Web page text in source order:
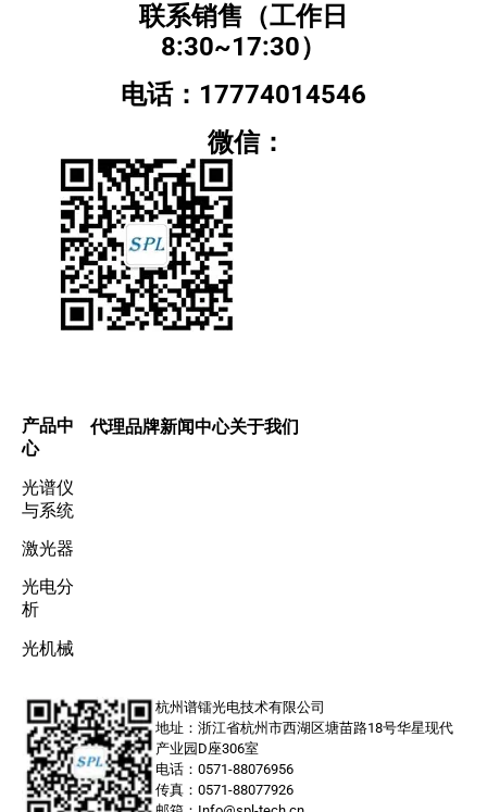
联系销售（工作日
8:30~17:30）
电话：17774014546
微信：
产品中
心
光谱仪
与系统
激光器
光电分
析
光机械
代理品牌新闻中心关于我们
杭州谱镭光电技术有限公司
地址：浙江省杭州市西湖区塘苗路18号华星现代
产业园D座306室
电话：0571-88076956
传真：0571-88077926